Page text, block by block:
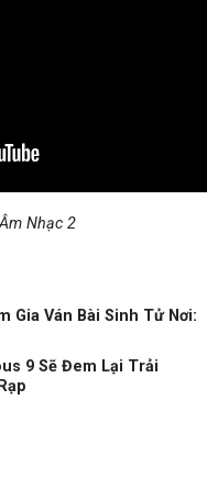
Nhạc 2
Gia Ván Bài Sinh Tử Nơi:
9 Sẽ Đem Lại Trải